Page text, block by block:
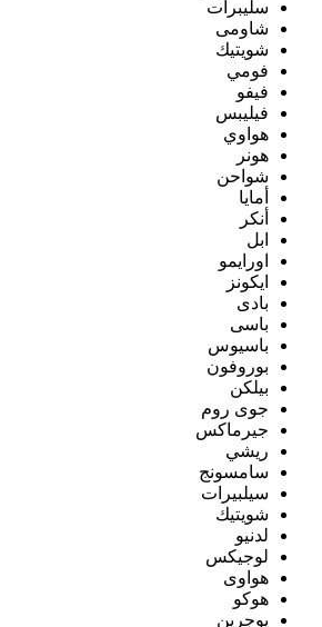
سليبرات
شاومى
شويتيك
فومي
فيفو
فيليبس
هواوي
هونر
شواحن
أمايا
أنكر
ابل
اورايمو
ايكونز
بادى
باسى
باسيوس
بوروفون
بيلكن
جوى روم
جيرماكس
ريشي
سامسونج
سيلبيرات
شويتيك
لدنيو
لوجيكس
هواوى
هوكو
يوجرين